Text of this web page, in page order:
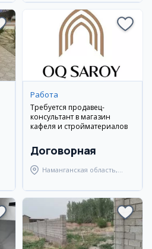
Работа
Требуется продавец-
консультант в магазин
кафеля и стройматериалов
Договорная
Наманганская область,